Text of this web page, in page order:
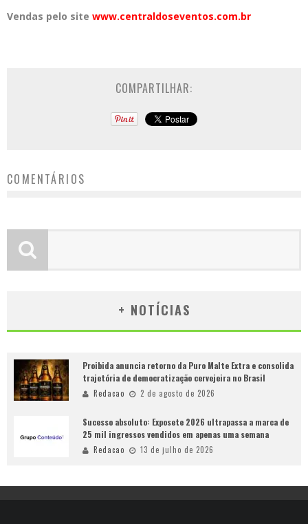
Vendas pelo site www.centraldoseventos.com.br
COMPARTILHAR:
COMENTÁRIOS
+ NOTÍCIAS
Proibida anuncia retorno da Puro Malte Extra e consolida
trajetória de democratização cervejeira no Brasil
Redacao 2 de agosto de 2026
Sucesso absoluto: Exposete 2026 ultrapassa a marca de
25 mil ingressos vendidos em apenas uma semana
Redacao 13 de julho de 2026